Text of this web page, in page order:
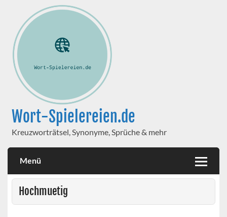
Wort-Spielereien.de
Kreuzworträtsel, Synonyme, Sprüche & mehr
Menü
Hochmuetig